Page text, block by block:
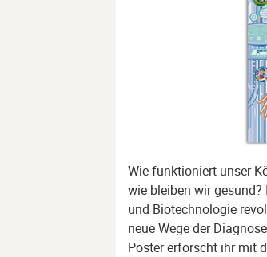
Wie funktioniert unser
wie bleiben wir
und Biotechnologie
neue Wege der
Poster erforscht ihr mit